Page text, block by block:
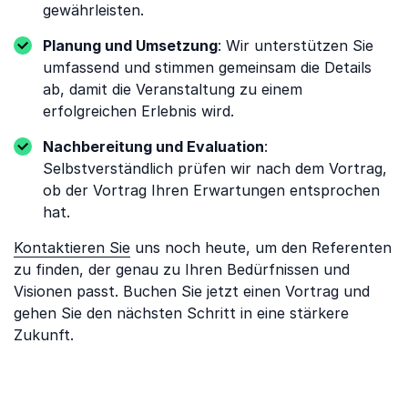
gewährleisten.
Planung und Umsetzung: Wir unterstützen Sie
umfassend und stimmen gemeinsam die Details
ab, damit die Veranstaltung zu einem
erfolgreichen Erlebnis wird.
Nachbereitung und Evaluation:
Selbstverständlich prüfen wir nach dem Vortrag,
ob der Vortrag Ihren Erwartungen entsprochen
hat.
Kontaktieren Sie uns noch heute, um den Referenten
zu finden, der genau zu Ihren Bedürfnissen und
Visionen passt. Buchen Sie jetzt einen Vortrag und
gehen Sie den nächsten Schritt in eine stärkere
Zukunft.